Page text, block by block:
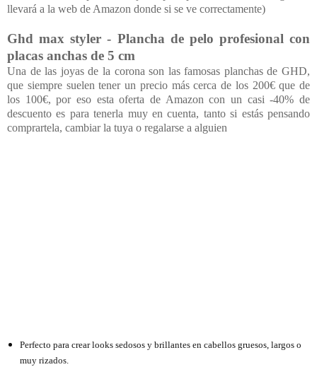
llevará a la web de Amazon donde si se ve correctamente)
Ghd max styler - Plancha de pelo profesional con
placas anchas de 5 cm
Una de las joyas de la corona son las famosas planchas de GHD,
que siempre suelen tener un precio más cerca de los 200€ que de
los 100€, por eso esta oferta de Amazon con un casi -40% de
descuento es para tenerla muy en cuenta, tanto si estás pensando
comprartela, cambiar la tuya o regalarse a alguien
Perfecto para crear looks sedosos y brillantes en cabellos gruesos, largos o
muy rizados.